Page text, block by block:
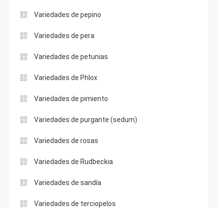
Variedades de pepino
Variedades de pera
Variedades de petunias
Variedades de Phlox
Variedades de pimiento
Variedades de purgante (sedum)
Variedades de rosas
Variedades de Rudbeckia
Variedades de sandía
Variedades de terciopelos